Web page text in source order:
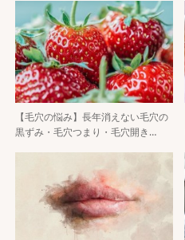
【毛穴の悩み】長年消えない毛穴の
黒ずみ・毛穴つまり・毛穴開き…